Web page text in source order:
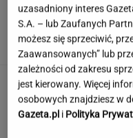
100 proc.
kierunek
uzasadniony interes
S.A. – lub Zaufanych
możesz się sprzeciwić,
Zaawansowanych” lub
zależności od zakresu
jest kierowany. Więcej
osobowych znajdziesz w
Gazeta.pl i Polityka